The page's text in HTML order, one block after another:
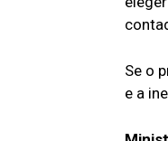
Se o
e a